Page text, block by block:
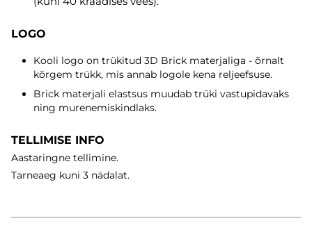
LOGO
Kooli logo on trükitud 3D Brick materjaliga - õrnalt
kõrgem trükk, mis annab logole kena reljeefsuse.
Brick materjali elastsus muudab trüki vastupidavaks
ning murenemiskindlaks.
TELLIMISE INFO
Aastaringne tellimine.
Tarneaeg kuni 3 nädalat.